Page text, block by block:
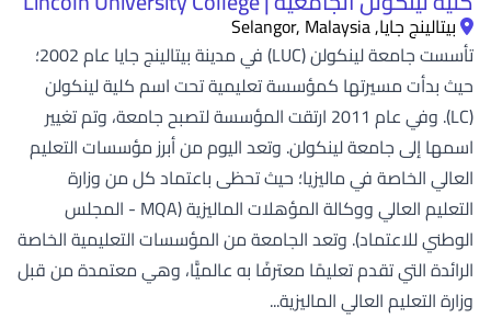
بيتالينج جايا, Selangor, Malaysia
تأسست جامعة لينكولن (LUC) في مدينة بيتالينج جايا عام 2002؛
حيث بدأت مسيرتها كمؤسسة تعليمية تحت اسم كلية لينكولن
(LC). وفي عام 2011 ارتقت المؤسسة لتصبح جامعة، وتم تغيير
اسمها إلى جامعة لينكولن. وتعد اليوم من أبرز مؤسسات التعليم
العالي الخاصة في ماليزيا؛ حيث تحظى باعتماد كل من وزارة
التعليم العالي ووكالة المؤهلات الماليزية (MQA - المجلس
الوطني للاعتماد). وتعد الجامعة من المؤسسات التعليمية الخاصة
الرائدة التي تقدم تعليمًا معترفًا به عالميًّا، وهي معتمدة من قبل
وزارة التعليم العالي الماليزية...